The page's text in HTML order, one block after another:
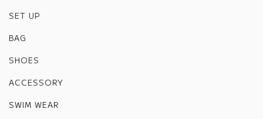
SET UP
BAG
SHOES
ACCESSORY
SWIM WEAR